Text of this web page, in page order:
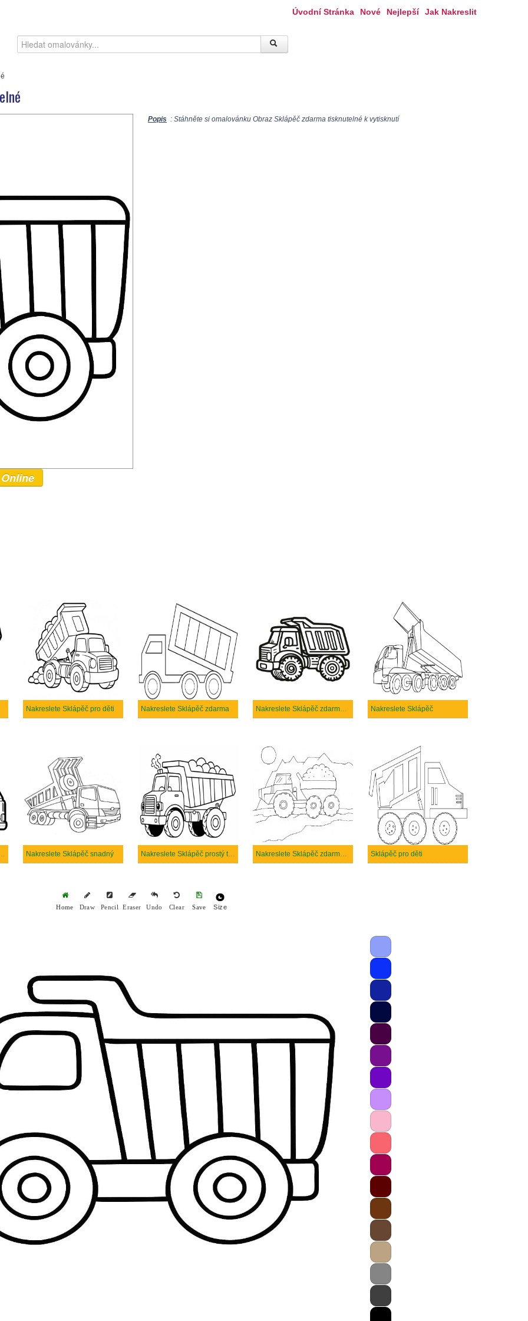
Úvodní Stránka Nové Nejlepší Jak Nakreslit
Popis : Stáhněte si omalovánku Obraz Sklápěč zdarma tisknutelné k vytisknutí
Nakreslete Sklápěč pro děti Nakreslete Sklápěč zdarma Nakreslete Sklápěč zdarma prostý tisknutelné Nakreslete Sklápěč
k vytisknutí zdarma Nakreslete Sklápěč snadný Nakreslete Sklápěč prostý tisknutelné Nakreslete Sklápěč zdarma snadný Sklápěč pro děti
Home Draw Pencil Eraser Undo Clear Save Size